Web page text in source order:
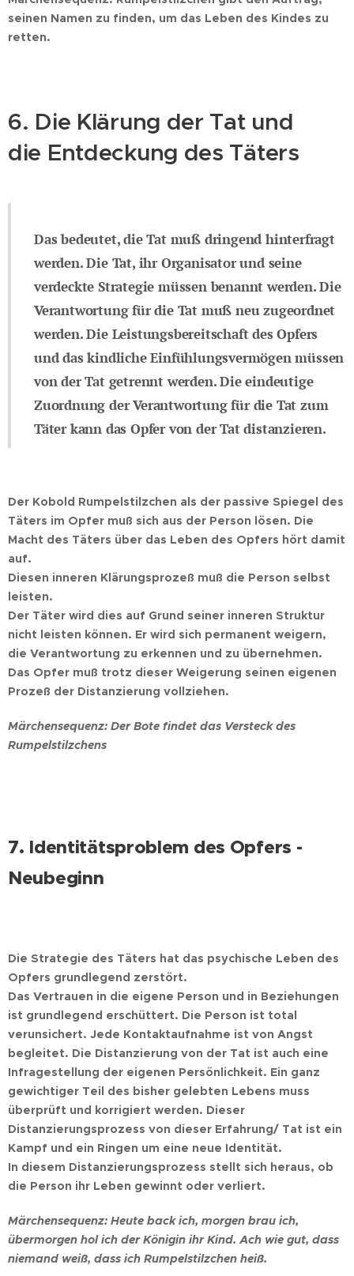
seinen Namen zu finden, um das Leben des Kindes zu
retten.
6. Die Klärung der Tat und
die Entdeckung des Täters
Das bedeutet, die Tat muß dringend hinterfragt
werden. Die Tat, ihr Organisator und seine
verdeckte Strategie müssen benannt werden. Die
Verantwortung für die Tat muß neu zugeordnet
werden. Die Leistungsbereitschaft des Opfers
und das kindliche Einfühlungsvermögen müssen
von der Tat getrennt werden. Die eindeutige
Zuordnung der Verantwortung für die Tat zum
Täter kann das Opfer von der Tat distanzieren.
Der Kobold Rumpelstilzchen als der passive Spiegel des
Täters im Opfer muß sich aus der Person lösen. Die
Macht des Täters über das Leben des Opfers hört damit
auf.
Diesen inneren Klärungsprozeß muß die Person selbst
leisten.
Der Täter wird dies auf Grund seiner inneren Struktur
nicht leisten können. Er wird sich permanent weigern,
die Verantwortung zu erkennen und zu übernehmen.
Das Opfer muß trotz dieser Weigerung seinen eigenen
Prozeß der Distanzierung vollziehen.
Märchensequenz: Der Bote findet das Versteck des
Rumpelstilzchens
7. Identitätsproblem des Opfers -
Neubeginn
Die Strategie des Täters hat das psychische Leben des
Opfers grundlegend zerstört.
Das Vertrauen in die eigene Person und in Beziehungen
ist grundlegend erschüttert. Die Person ist total
verunsichert. Jede Kontaktaufnahme ist von Angst
begleitet. Die Distanzierung von der Tat ist auch eine
Infragestellung der eigenen Persönlichkeit. Ein ganz
gewichtiger Teil des bisher gelebten Lebens muss
überprüft und korrigiert werden. Dieser
Distanzierungsprozess von dieser Erfahrung/ Tat ist ein
Kampf und ein Ringen um eine neue Identität.
In diesem Distanzierungsprozess stellt sich heraus, ob
die Person ihr Leben gewinnt oder verliert.
Märchensequenz: Heute back ich, morgen brau ich,
übermorgen hol ich der Königin ihr Kind. Ach wie gut, dass
niemand weiß, dass ich Rumpelstilzchen heiß.